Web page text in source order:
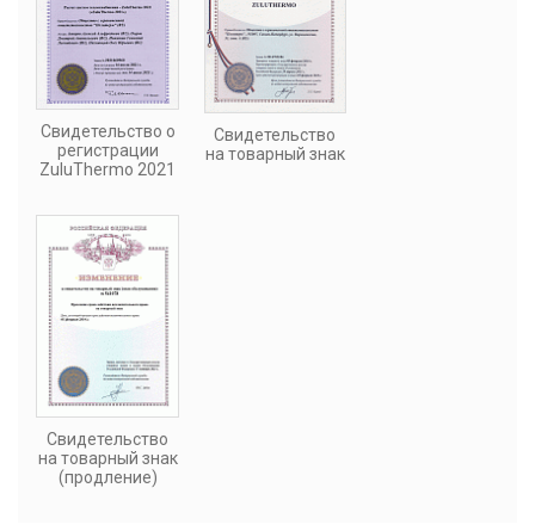
Свидетельство о
регистрации
ZuluThermo 2021
Свидетельство
на товарный знак
Свидетельство
на товарный знак
(продление)